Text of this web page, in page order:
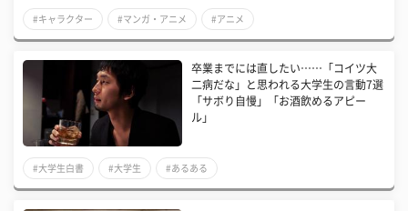
#キャラクター #マンガ・アニメ #アニメ
卒業までには直したい……「コイツ大
二病だな」と思われる大学生の言動7選
「サボり自慢」「お酒飲めるアピー
ル」
#大学生白書 #大学生 #あるある